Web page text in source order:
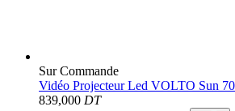
Sur Commande
Vidéo Projecteur Led VOLTO Sun
839,000 DT